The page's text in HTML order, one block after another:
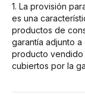
1. La provisión
es una
productos de
garantía adjunto a
producto vendido
cubiertos por la